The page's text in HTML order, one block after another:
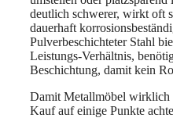
deutlich schwerer, wirkt oft
dauerhaft
Pulverbeschichteter Stahl
Leistungs-Verhältnis,
Beschichtung, damit kein
Damit Metallmöbel wirklich
Kauf auf einige Punkte